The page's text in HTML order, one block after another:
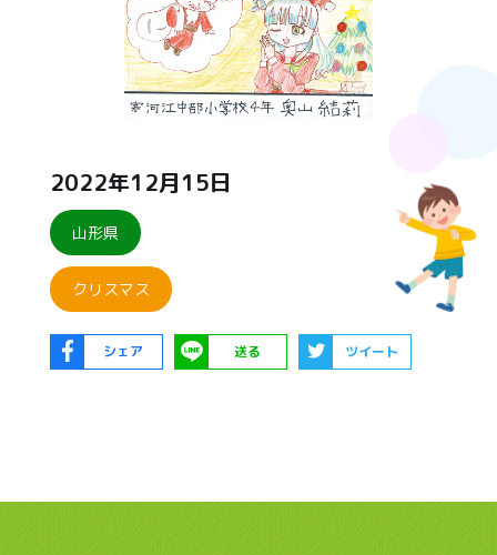
2022年12月15日
山形県
クリスマス
シェア 送る ツイート